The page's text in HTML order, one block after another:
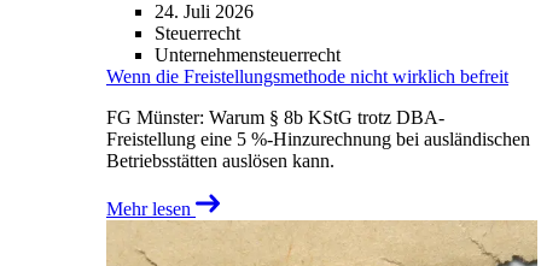
24. Juli 2026
Steuerrecht
Unternehmensteuerrecht
Wenn die Freistellungsmethode nicht wirklich befreit
FG Münster: Warum § 8b KStG trotz DBA-
Freistellung eine 5 %-Hinzurechnung bei ausländischen
Betriebsstätten auslösen kann.
Mehr lesen